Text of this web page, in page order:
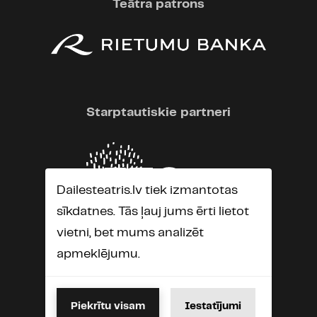
11.03.2017 22:55
Izrāde bija stipri viduvēja. Sekss
loma...
Ronalds Abrickis
Skaties kā to Žagars ar Ķuzuli dar...
Lina Senere
Pēc šīs izrādes aizveru Dailes
Teātra patrons
Starptautiskie partneri
Dailesteatris.lv tiek izmantotas
sīkdatnes. Tās ļauj jums ērti lietot
vietni, bet mums analizēt
apmeklējumu.
Piekrītu visam Iestatījumi